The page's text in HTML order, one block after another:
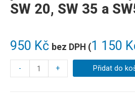
SW 20, SW 35 a
950 Kč bez DPH (1 150
- + Přidat do